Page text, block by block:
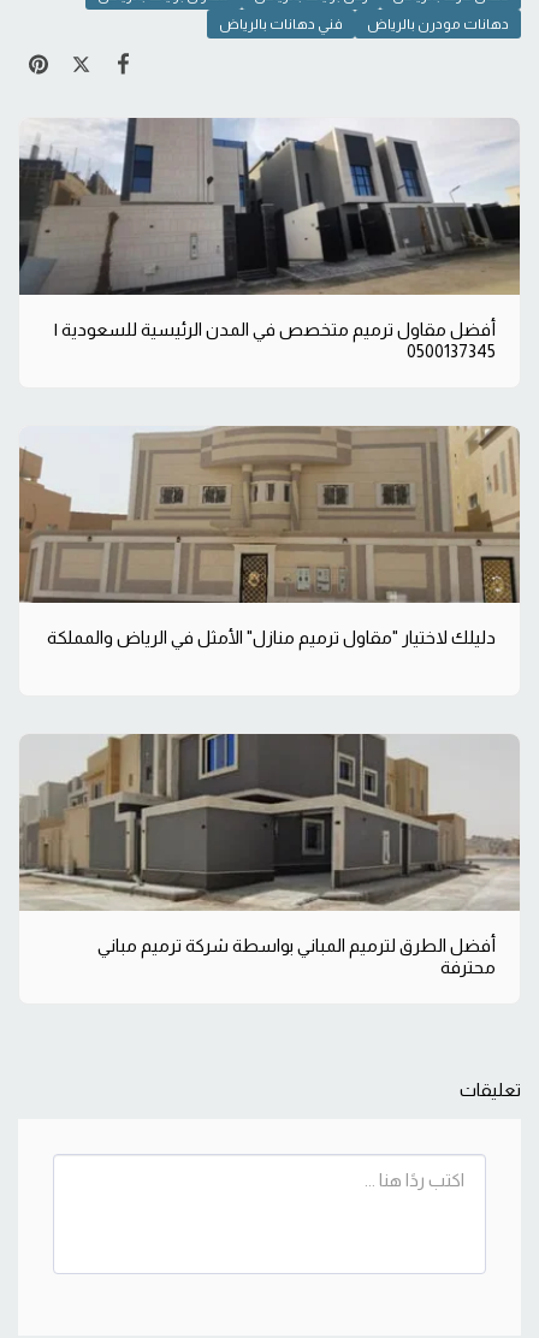
دهانات مودرن بالرياض
فني دهانات بالرياض
أفضل مقاول ترميم متخصص في المدن الرئيسية للسعودية |
0500137345
دليلك لاختيار "مقاول ترميم منازل" الأمثل في الرياض والمملكة
أفضل الطرق لترميم المباني بواسطة شركة ترميم مباني
محترفة
تعليقات